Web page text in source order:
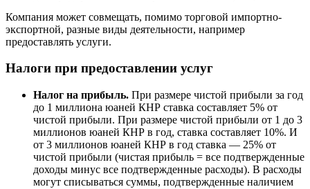
Компания может совмещать, помимо торговой импортно-
экспортной, разные виды деятельности, например
предоставлять услуги.
Налоги при предоставлении услуг
Налог на прибыль. При размере чистой прибыли за год
до 1 миллиона юаней КНР ставка составляет 5% от
чистой прибыли. При размере чистой прибыли от 1 до 3
миллионов юаней КНР в год, ставка составляет 10%. И
от 3 миллионов юаней КНР в год ставка — 25% от
чистой прибыли (чистая прибыль = все подтвержденные
доходы минус все подтвержденные расходы). В расходы
могут списываться суммы, подтвержденные наличием